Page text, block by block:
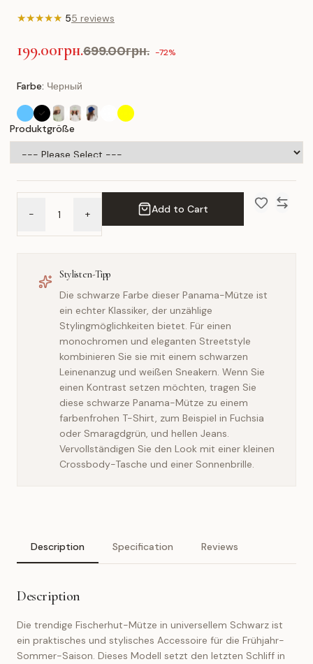
★★★★★ 55 reviews
199.00грн.699.00грн. -72%
Farbe: Черный
Produktgröße
- + Add to Cart
Stylisten-Tipp
Die schwarze Farbe dieser Panama-Mütze ist
ein echter Klassiker, der unzählige
Stylingmöglichkeiten bietet. Für einen
monochromen und eleganten Streetstyle
kombinieren Sie sie mit einem schwarzen
Leinenanzug und weißen Sneakern. Wenn Sie
einen Kontrast setzen möchten, tragen Sie
diese schwarze Panama-Mütze zu einem
farbenfrohen T-Shirt, zum Beispiel in Fuchsia
oder Smaragdgrün, und hellen Jeans.
Vervollständigen Sie den Look mit einer kleinen
Crossbody-Tasche und einer Sonnenbrille.
Description Specification Reviews
Description
Die trendige Fischerhut-Mütze in universellem Schwarz ist
ein praktisches und stylisches Accessoire für die Frühjahr-
Sommer-Saison. Dieses Modell setzt den letzten Schliff in